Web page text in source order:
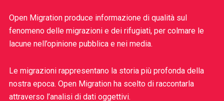
Open Migration produce informazione di qualità sul
fenomeno delle migrazioni e dei rifugiati, per colmare le
lacune nell’opinione pubblica e nei media.
Le migrazioni rappresentano la storia più profonda della
nostra epoca. Open Migration ha scelto di raccontarla
attraverso l’analisi di dati oggettivi.